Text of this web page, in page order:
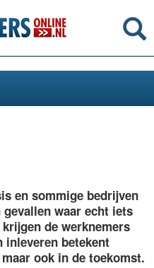
en sommige bedrijven
waar echt iets
de werknemers
betekent
ook in de toekomst.